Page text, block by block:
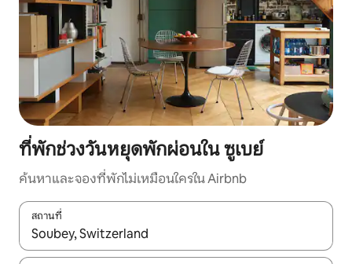
ที่พักช่วงวันหยุดพักผ่อนใน ซูเบย์
ค้นหาและจองที่พักไม่เหมือนใครใน Airbnb
สถานที่
ใช้ลูกศรขึ้นลง หรือใช้การสัมผัสหรือปัด เพื่อสำรวจผลการค้นหา